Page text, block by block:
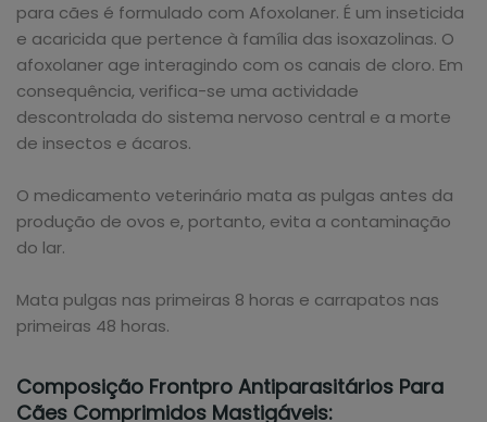
para cães é formulado com Afoxolaner. É um inseticida
e acaricida que pertence à família das isoxazolinas. O
afoxolaner age interagindo com os canais de cloro. Em
consequência, verifica-se uma actividade
descontrolada do sistema nervoso central e a morte
de insectos e ácaros.
O medicamento veterinário mata as pulgas antes da
produção de ovos e, portanto, evita a contaminação
do lar.
Mata pulgas nas primeiras 8 horas e carrapatos nas
primeiras 48 horas.
Composição Frontpro Antiparasitários Para
Cães Comprimidos Mastigáveis: